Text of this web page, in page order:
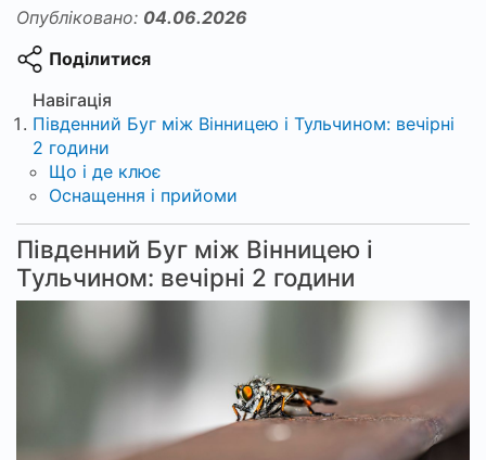
Опубліковано: 04.06.2026
Поділитися
Навігація
Південний Буг між Вінницею і Тульчином: вечірні
2 години
Що і де клює
Оснащення і прийоми
Південний Буг між Вінницею і
Тульчином: вечірні 2 години